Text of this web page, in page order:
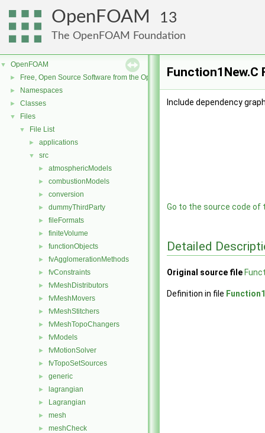
OpenFOAM 13
The OpenFOAM Foundation
▼ OpenFOAM
► Free, Open Source Software from the OpenFOAM Foundation
► Namespaces
► Classes
▼ Files
▼ File List
► applications
▼ src
► atmosphericModels
► combustionModels
► conversion
► dummyThirdParty
► fileFormats
► finiteVolume
► functionObjects
► fvAgglomerationMethods
► fvConstraints
► fvMeshDistributors
► fvMeshMovers
► fvMeshStitchers
► fvMeshTopoChangers
► fvModels
► fvMotionSolver
► fvTopoSetSources
► generic
► lagrangian
► Lagrangian
► mesh
► meshCheck
Function1New.C
Include dependency
Go to the source code of
Detailed
Original source file
Definition in file